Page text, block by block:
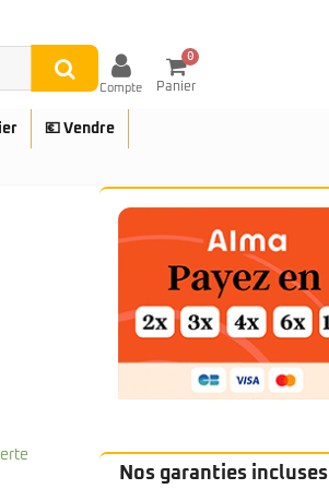
Compte
0
Panier
💶 Vendre
Nos garanties incluses